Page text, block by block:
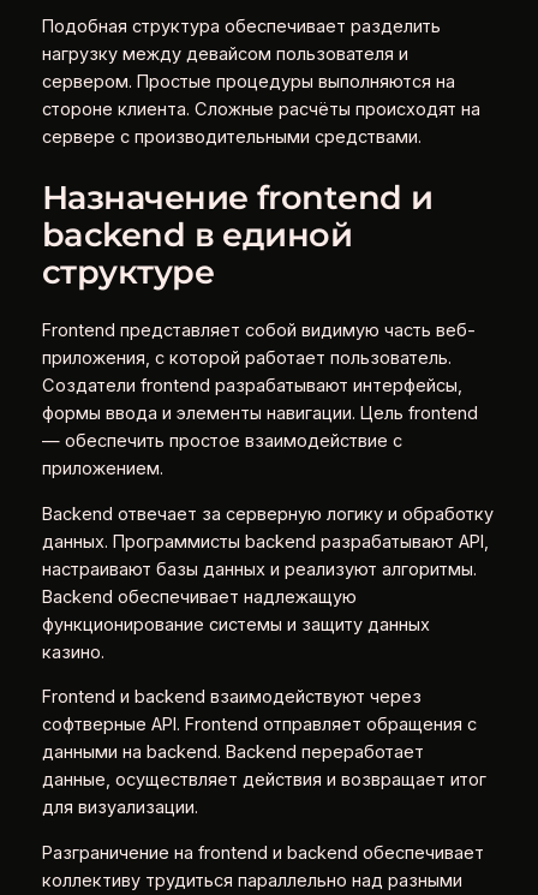
Подобная структура обеспечивает разделить
нагрузку между девайсом пользователя и
сервером. Простые процедуры выполняются на
стороне клиента. Сложные расчёты происходят на
сервере с производительными средствами.
Назначение frontend и
backend в единой
структуре
Frontend представляет собой видимую часть веб-
приложения, с которой работает пользователь.
Создатели frontend разрабатывают интерфейсы,
формы ввода и элементы навигации. Цель frontend
— обеспечить простое взаимодействие с
приложением.
Backend отвечает за серверную логику и обработку
данных. Программисты backend разрабатывают API,
настраивают базы данных и реализуют алгоритмы.
Backend обеспечивает надлежащую
функционирование системы и защиту данных
казино.
Frontend и backend взаимодействуют через
софтверные API. Frontend отправляет обращения с
данными на backend. Backend переработает
данные, осуществляет действия и возвращает итог
для визуализации.
Разграничение на frontend и backend обеспечивает
коллективу трудиться параллельно над разными